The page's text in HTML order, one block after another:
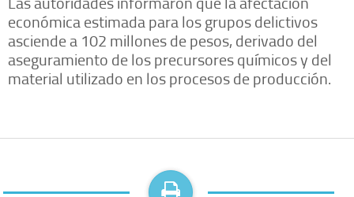
económica estimada para los grupos delictivos
asciende a 102 millones de pesos, derivado del
aseguramiento de los precursores químicos y del
material utilizado en los procesos de producción.